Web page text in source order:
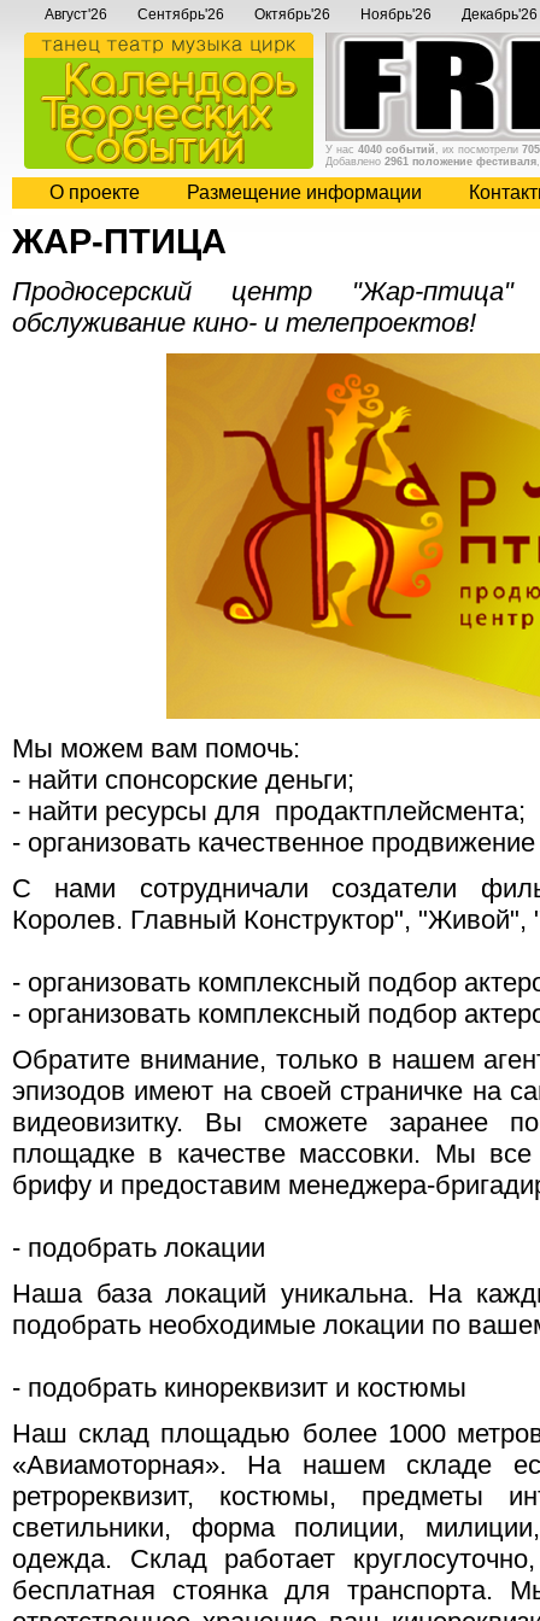
Август'26 Сентябрь'26 Октябрь'26 Ноябрь'26 Декабрь'26
У нас 4040 событий , их посмотрели
Добавлено 2961 положение фестиваля
О проекте Размещение информации
ЖАР-ПТИЦА
Продюсерский центр "Жар-птица"
обслуживание кино- и телепроектов!
Мы можем вам помочь:
- найти спонсорские деньги;
- найти ресурсы для продактплейсмента;
- организовать качественное
С нами сотрудничали создатели
Королев. Главный Конструктор", "Живой",
- организовать комплексный подбор
- организовать комплексный подбор
Обратите внимание, только в нашем
эпизодов имеют на своей страничке на
видеовизитку. Вы сможете заранее
площадке в качестве массовки. Мы
брифу и предоставим менеджера-
- подобрать локации
Наша база локаций уникальна. На
подобрать необходимые локации по
- подобрать кинореквизит и костюмы
Наш склад площадью более 1000
«Авиамоторная». На нашем складе
ретрореквизит, костюмы, предметы
светильники, форма полиции,
одежда. Склад работает
бесплатная стоянка для транспорта.